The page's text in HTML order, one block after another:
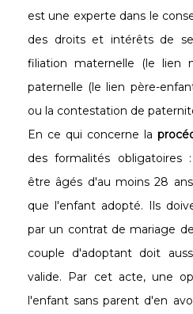
est une experte dans le
des droits et intérêts de
filiation maternelle (le lien
paternelle (le lien père-
ou la contestation de
En ce qui concerne la
des formalités obligatoires
être âgés d'au moins 28
que l'enfant adopté. Ils
par un contrat de mariage
couple d'adoptant doit
valide. Par cet acte, une
l'enfant sans parent d'en